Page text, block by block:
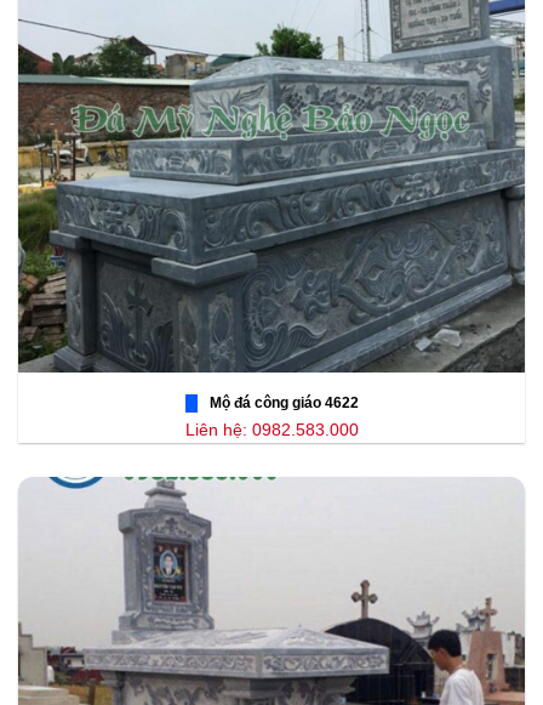
Mộ đá công giáo 4622
Liên hệ: 0982.583.000